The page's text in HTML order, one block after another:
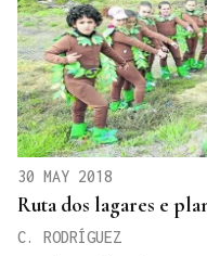
30 MAY 2018
Ruta dos lagares e
C. RODRÍGUEZ